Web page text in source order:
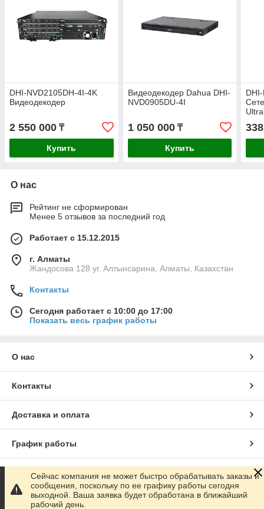
DHI-NVD2105DH-4I-4K
Видеодекодер
2 550 000 ₸
Купить
Видеодекодер Dahua DHI-
NVD0905DU-4I
1 050 000₸
Купить
О нас
Рейтинг не сформирован
Менее 5 отзывов за последний год
Работает с 15.12.2015
г. Алматы
Жандосова 128 уг. Алтынсарина, Алматы, Казахстан
Контакты
Сегодня работает с 10:00 до 17:00
Показать весь график работы
О нас
Контакты
Доставка и оплата
График работы
Полная версия сайта
Сайт создан на маркетплейсе Satu.kz
Сейчас компания не может быстро обрабатывать заказы и
сообщения, поскольку по ее графику работы сегодня
выходной. Ваша заявка будет обработана в ближайший
рабочий день.